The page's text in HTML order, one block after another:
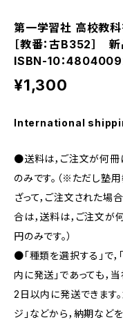
第一学習社 高校
［教番：古B352
ISBN-10：
¥1,300
International
●送料は，ご注文が何冊
のみです。（※ただし塾
ざって，ご注文された場
合は，送料は，ご注文が
円のみです。）
●「種類を選択する」で
内に発送」であっても，
2日以内に発送できます
ジ」などから，納期など